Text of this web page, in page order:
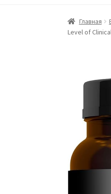
ГлавнаяГлавная
Level of